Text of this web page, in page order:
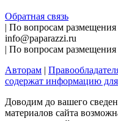
Обратная связь
| По вопросам
info@paparazzi.ru
| По вопросам
Авторам |
содержат информацию
Доводим до вашего
материалов сайта